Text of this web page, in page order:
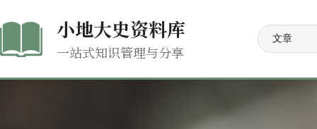
小地大史资料库
一站式知识管理与分享